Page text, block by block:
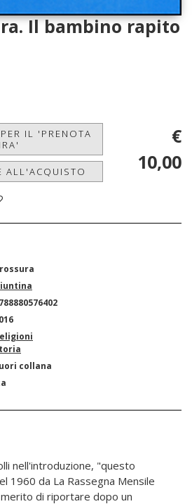
Il bambino rapito
IL 'PRENOTA
ALL'ACQUISTO
€
10,00
collana
nell'introduzione, "questo
1960 da La Rassegna Mensile
di riportare dopo un